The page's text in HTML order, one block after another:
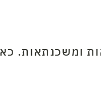
ומשכנתאות.